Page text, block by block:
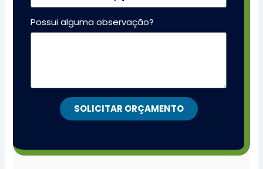
Possui alguma observação?
SOLICITAR ORÇAMENTO